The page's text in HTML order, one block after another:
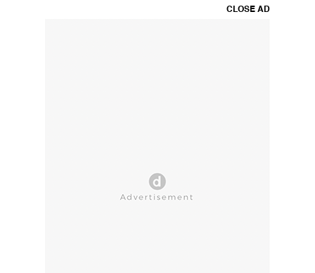
CLOSE AD